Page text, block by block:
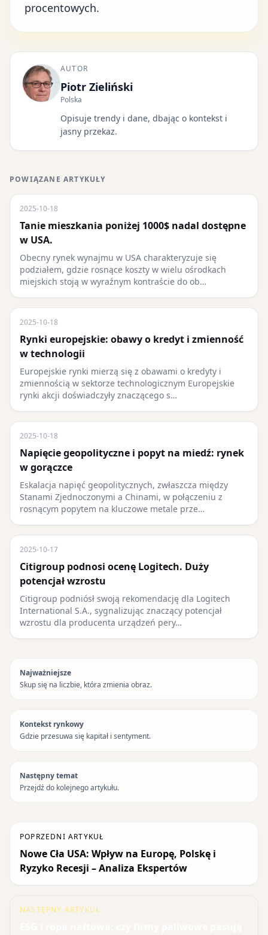
procentowych.
AUTOR
Piotr Zieliński
Polska
Opisuje trendy i dane, dbając o kontekst i
jasny przekaz.
POWIĄZANE ARTYKUŁY
2025-10-18
Tanie mieszkania poniżej 1000$ nadal dostępne
w USA.
Obecny rynek wynajmu w USA charakteryzuje się
podziałem, gdzie rosnące koszty w wielu ośrodkach
miejskich stoją w wyraźnym kontraście do ob…
2025-10-18
Rynki europejskie: obawy o kredyt i zmienność
w technologii
Europejskie rynki mierzą się z obawami o kredyty i
zmiennością w sektorze technologicznym Europejskie
rynki akcji doświadczyły znaczącego s…
2025-10-18
Napięcie geopolityczne i popyt na miedź: rynek
w gorączce
Eskalacja napięć geopolitycznych, zwłaszcza między
Stanami Zjednoczonymi a Chinami, w połączeniu z
rosnącym popytem na kluczowe metale prze…
2025-10-17
Citigroup podnosi ocenę Logitech. Duży
potencjał wzrostu
Citigroup podniósł swoją rekomendację dla Logitech
International S.A., sygnalizując znaczący potencjał
wzrostu dla producenta urządzeń pery…
Najważniejsze
Skup się na liczbie, która zmienia obraz.
Kontekst rynkowy
Gdzie przesuwa się kapitał i sentyment.
Następny temat
Przejdź do kolejnego artykułu.
POPRZEDNI ARTYKUŁ
Nowe Cła USA: Wpływ na Europę, Polskę i
Ryzyko Recesji – Analiza Ekspertów
NASTĘPNY ARTYKUŁ